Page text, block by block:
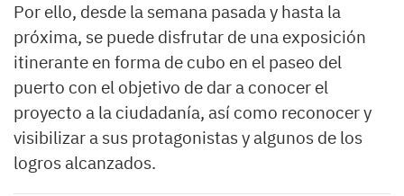
Por ello, desde la semana pasada y hasta la
próxima, se puede disfrutar de una exposición
itinerante en forma de cubo en el paseo del
puerto con el objetivo de dar a conocer el
proyecto a la ciudadanía, así como reconocer y
visibilizar a sus protagonistas y algunos de los
logros alcanzados.